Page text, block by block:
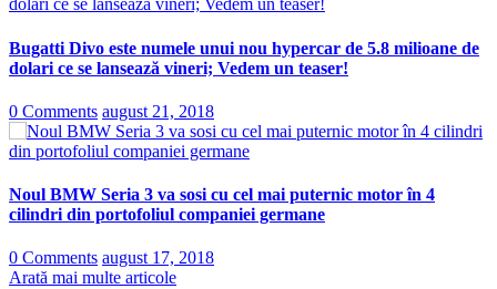
Bugatti Divo este numele unui nou hypercar de 5.8 milioane de
dolari ce se lansează vineri; Vedem un teaser!
0 Comments august 21, 2018
Noul BMW Seria 3 va sosi cu cel mai puternic motor în 4
cilindri din portofoliul companiei germane
0 Comments august 17, 2018
Arată mai multe articole